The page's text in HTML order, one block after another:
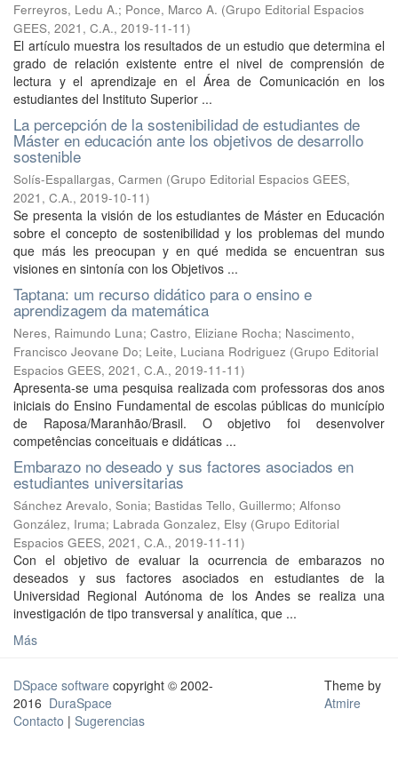
Ferreyros, Ledu A.; Ponce, Marco A. (Grupo Editorial Espacios
GEES, 2021, C.A., 2019-11-11)
El artículo muestra los resultados de un estudio que determina el
grado de relación existente entre el nivel de comprensión de
lectura y el aprendizaje en el Área de Comunicación en los
estudiantes del Instituto Superior ...
La percepción de la sostenibilidad de estudiantes de
Máster en educación ante los objetivos de desarrollo
sostenible
Solís-Espallargas, Carmen (Grupo Editorial Espacios GEES,
2021, C.A., 2019-10-11)
Se presenta la visión de los estudiantes de Máster en Educación
sobre el concepto de sostenibilidad y los problemas del mundo
que más les preocupan y en qué medida se encuentran sus
visiones en sintonía con los Objetivos ...
Taptana: um recurso didático para o ensino e
aprendizagem da matemática
Neres, Raimundo Luna; Castro, Eliziane Rocha; Nascimento,
Francisco Jeovane Do; Leite, Luciana Rodriguez (Grupo Editorial
Espacios GEES, 2021, C.A., 2019-11-11)
Apresenta-se uma pesquisa realizada com professoras dos anos
iniciais do Ensino Fundamental de escolas públicas do município
de Raposa/Maranhão/Brasil. O objetivo foi desenvolver
competências conceituais e didáticas ...
Embarazo no deseado y sus factores asociados en
estudiantes universitarias
Sánchez Arevalo, Sonia; Bastidas Tello, Guillermo; Alfonso
González, Iruma; Labrada Gonzalez, Elsy (Grupo Editorial
Espacios GEES, 2021, C.A., 2019-11-11)
Con el objetivo de evaluar la ocurrencia de embarazos no
deseados y sus factores asociados en estudiantes de la
Universidad Regional Autónoma de los Andes se realiza una
investigación de tipo transversal y analítica, que ...
Más
DSpace software copyright © 2002-
2016 DuraSpace
Contacto | Sugerencias
Theme by
Atmire